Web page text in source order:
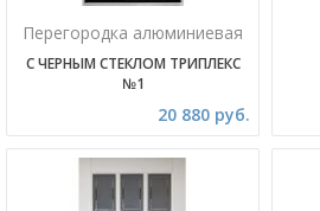
Перегородка алюминиевая
С ЧЕРНЫМ СТЕКЛОМ ТРИПЛЕКС
№1
20 880 руб.